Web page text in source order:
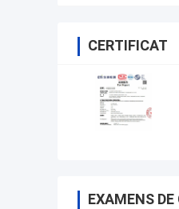
CERTIFICAT
EXAMENS